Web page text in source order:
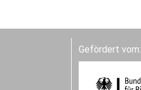
Gefördert vom: